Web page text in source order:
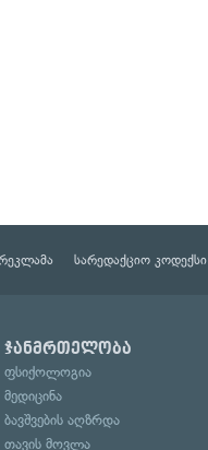
სარედაქციო კოდექსი
ჯანმრთელობა
ფსიქოლოგია
მედიცინა
ბავშვების აღზრდა
თავის მოვლა